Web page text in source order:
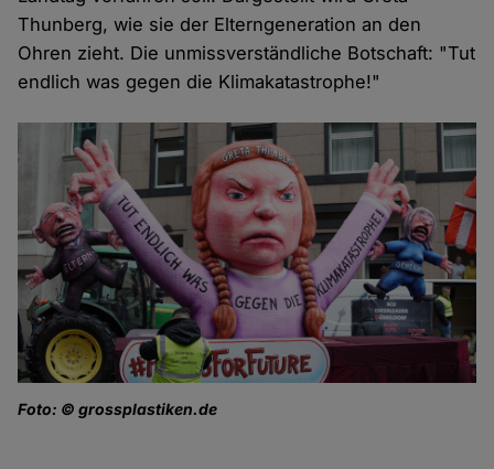
Thunberg, wie sie der Elterngeneration an den
Ohren zieht. Die unmissverständliche Botschaft: "Tut
endlich was gegen die Klimakatastrophe!"
Foto: © grossplastiken.de